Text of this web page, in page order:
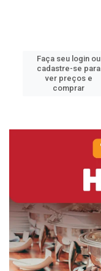
Faça seu login ou
cadastre-se para
ver preços e
comprar